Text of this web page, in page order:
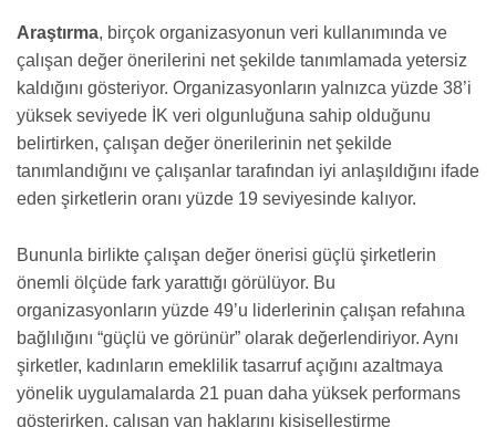
Araştırma, birçok organizasyonun veri kullanımında ve
çalışan değer önerilerini net şekilde tanımlamada yetersiz
kaldığını gösteriyor. Organizasyonların yalnızca yüzde 38’i
yüksek seviyede İK veri olgunluğuna sahip olduğunu
belirtirken, çalışan değer önerilerinin net şekilde
tanımlandığını ve çalışanlar tarafından iyi anlaşıldığını ifade
eden şirketlerin oranı yüzde 19 seviyesinde kalıyor.
Bununla birlikte çalışan değer önerisi güçlü şirketlerin
önemli ölçüde fark yarattığı görülüyor. Bu
organizasyonların yüzde 49’u liderlerinin çalışan refahına
bağlılığını “güçlü ve görünür” olarak değerlendiriyor. Aynı
şirketler, kadınların emeklilik tasarruf açığını azaltmaya
yönelik uygulamalarda 21 puan daha yüksek performans
gösterirken, çalışan yan haklarını kişiselleştirme